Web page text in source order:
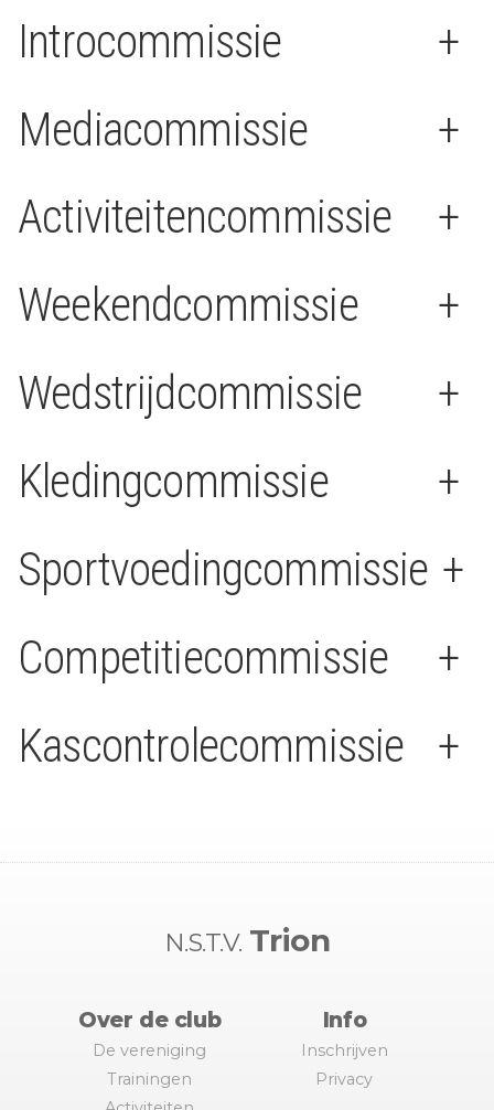
Introcommissie
+
Mediacommissie
+
Activiteitencommissie
+
Weekendcommissie
+
Wedstrijdcommissie
+
Kledingcommissie
+
Sportvoedingcommissie +
Competitiecommissie
+
Kascontrolecommissie
+
N.S.T.V. Trion
Over de club
De vereniging
Trainingen
Info
Inschrijven
Privacy